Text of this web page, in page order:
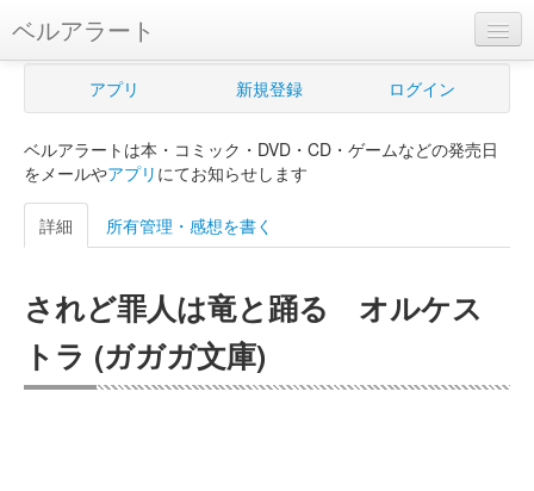
ベルアラート
ベルアラートとは
新規登録
ログイン
購入管理
Myシェルフ
アプリ 新規登録 ログイン
ベルアラートは本・コミック・DVD・CD・ゲームなどの発売日
をメールやアプリ にてお知らせします
詳細 所有管理・感想を書く
されど罪人は竜と踊る オルケス
トラ (ガガガ文庫)